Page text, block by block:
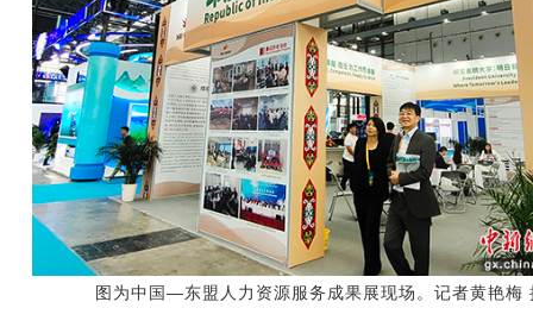
图为中国—东盟人力资源服务成果展现场。记者黄艳梅